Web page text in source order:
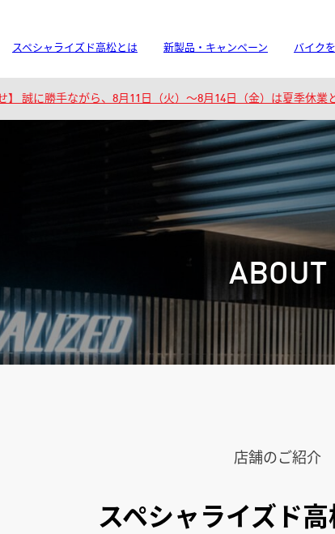
スペシャライズド高松とは 新製品・キャンペーン バイク
】 誠に勝手ながら、8月11日（火）～8月14日（金）は夏季休業
ABOUT
店舗のご紹介
スペシャライズド高